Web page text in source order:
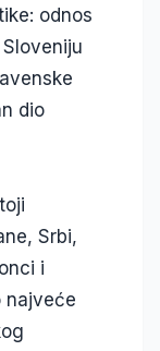
odnos
dio
Srbi,
i
najveće